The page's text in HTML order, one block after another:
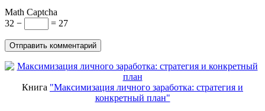
Math Captcha
32 −
= 27
Книга "Максимизация личного заработка: стратегия и
конкретный план"